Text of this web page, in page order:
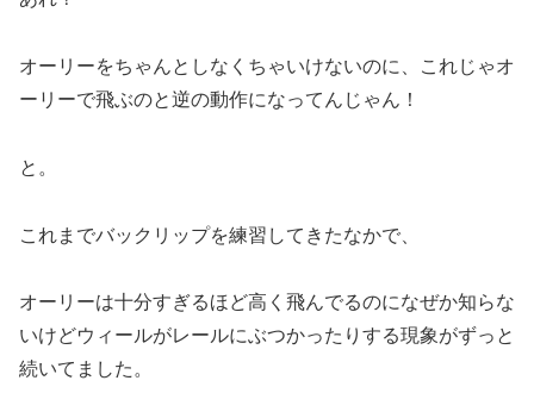
オーリーをちゃんとしなくちゃいけないのに、これじゃオ
ーリーで飛ぶのと逆の動作になってんじゃん！
と。
これまでバックリップを練習してきたなかで、
オーリーは十分すぎるほど高く飛んでるのになぜか知らな
いけどウィールがレールにぶつかったりする現象がずっと
続いてました。